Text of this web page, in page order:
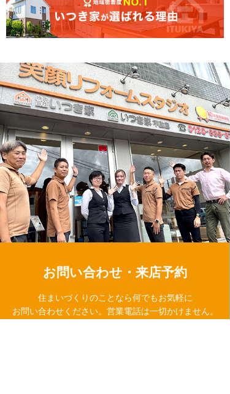
お問い合わせ・来店予約
住まいづくりのことなら何でもお気軽に
お問い合わせください。営業電話は一切かけません。